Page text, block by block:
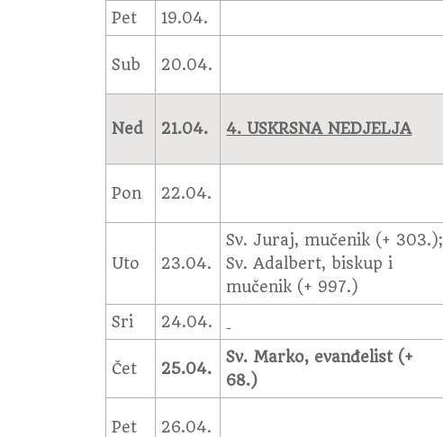
Pet
19.04.
Sub 20.04.
Ned 21.04. 4. USKRSNA NEDJELJA
Pon 22.04.
Uto 23.04.
Sv. Juraj, mučenik (+ 303.);
Sv. Adalbert, biskup i
mučenik (+ 997.)
Sri 24.04.
Čet 25.04.
Sv. Marko, evanđelist (+
68.)
Pet 26.04.